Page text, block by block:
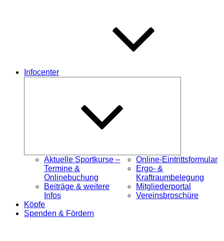
Infocenter
Aktuelle Sportkurse –
Termine &
Onlinebuchung
Beiträge & weitere
Infos
Online-Eintrittsformular
Ergo- &
Kraftraumbelegung
Mitgliederportal
Vereinsbroschüre
Köpfe
Spenden & Fördern